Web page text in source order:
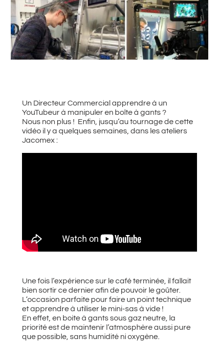
Un Directeur Commercial apprendre à un
YouTubeur à manipuler en boîte à gants ?
Nous non plus ! Enfin, jusqu’au tournage de cette
vidéo il y a quelques semaines, dans les ateliers
Jacomex :
Une fois l’expérience sur le café terminée, il fallait
bien sortir ce dernier afin de pouvoir le goûter.
L’occasion parfaite pour faire un point technique
et apprendre à utiliser le mini-sas à vide !
En effet, en boite à gants sous gaz neutre, la
priorité est de maintenir l’atmosphère aussi pure
que possible, sans humidité ni oxygène.